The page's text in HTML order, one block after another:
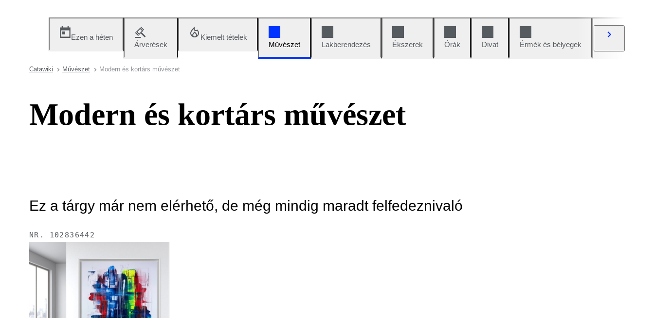
Ezen a héten
Árverések
Kiemelt tételek
Művészet
Lakberendezés Ékszerek Órák Divat Érmék és bélyegek
Catawiki Művészet Modern és kortárs művészet
Modern és kortárs művészet
Ez a tárgy már nem elérhető, de még mindig maradt felfedeznivaló
NR. 102836442